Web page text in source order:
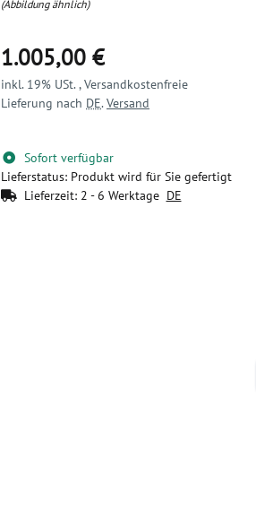
(Abbildung ähnlich)
1.005,00 €
inkl. 19% USt. , Versandkostenfreie
Lieferung nach DE.Versand
Sofort verfügbar
Lieferstatus: Produkt wird für Sie gefertigt
Lieferzeit: 2 - 6 Werktage DE